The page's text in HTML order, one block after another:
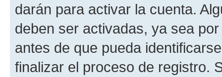
darán para activar la cuenta.
deben ser activadas, ya sea
antes de que pueda
finalizar el proceso de registro.